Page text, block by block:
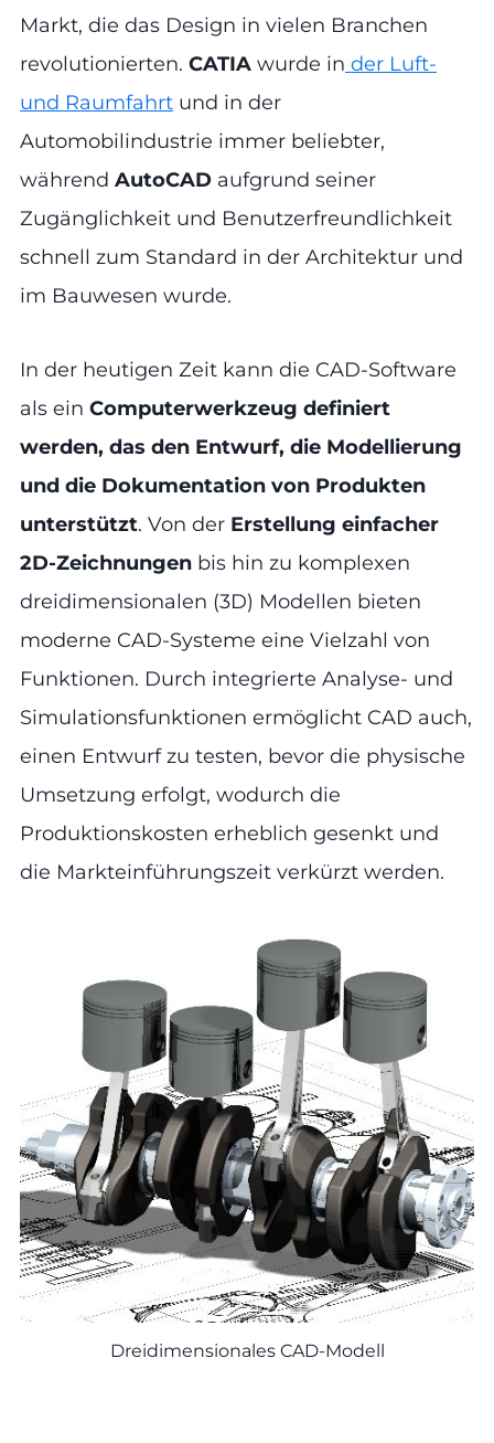
Markt, die das Design in vielen Branchen
revolutionierten. CATIA wurde in der Luft-
und Raumfahrt und in der
Automobilindustrie immer beliebter,
während AutoCAD aufgrund seiner
Zugänglichkeit und Benutzerfreundlichkeit
schnell zum Standard in der Architektur und
im Bauwesen wurde.
In der heutigen Zeit kann die CAD-Software
als ein Computerwerkzeug definiert
werden, das den Entwurf, die Modellierung
und die Dokumentation von Produkten
unterstützt. Von der Erstellung einfacher
2D-Zeichnungen bis hin zu komplexen
dreidimensionalen (3D) Modellen bieten
moderne CAD-Systeme eine Vielzahl von
Funktionen. Durch integrierte Analyse- und
Simulationsfunktionen ermöglicht CAD auch,
einen Entwurf zu testen, bevor die physische
Umsetzung erfolgt, wodurch die
Produktionskosten erheblich gesenkt und
die Markteinführungszeit verkürzt werden.
Dreidimensionales CAD-Modell